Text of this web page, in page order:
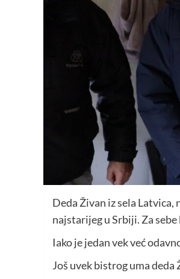
Deda Živan iz sela
najstarijeg u Srbiji. Za sebe
Iako je jedan vek već
Još uvek bistrog uma deda